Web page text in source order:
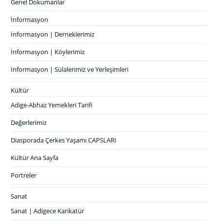
Genel Dokumanlar
İnformasyon
İnformasyon | Derneklerimiz
İnformasyon | Köylerimiz
İnformasyon | Sülalerimiz ve Yerleşimleri
Kültür
Adige-Abhaz Yemekleri Tarifi
Değerlerimiz
Diasporada Çerkes Yaşamı CAPSLARI
Kültür Ana Sayfa
Portreler
Sanat
Sanat | Adigece Karikatür